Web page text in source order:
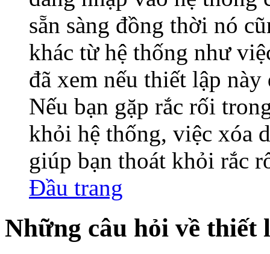
sẵn sàng đồng thời nó
khác từ hệ thống như
đã xem nếu thiết lập
Nếu bạn gặp rắc rối
khỏi hệ thống, việc xóa
giúp bạn thoát khỏi rắc
Đầu trang
Những câu hỏi về thiết